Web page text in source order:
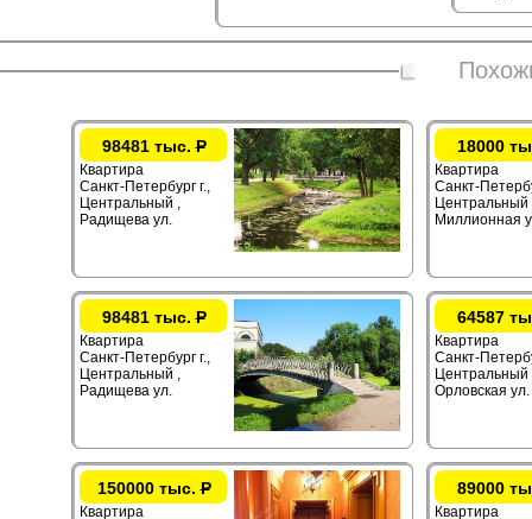
98481 тыс.Р
Квартира
Санкт-Петербург г.,
Центральный ,
Радищева ул.
18000
Квартира
Санкт-
Центральный
Миллионная
98481 тыс.Р
Квартира
Санкт-Петербург г.,
Центральный ,
Радищева ул.
64587
Квартира
Санкт-
Центральный
Орловская ул.
150000 тыс.Р
Квартира
89000
Квартира